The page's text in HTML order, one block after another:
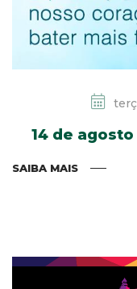
14 de
SAIBA MAIS